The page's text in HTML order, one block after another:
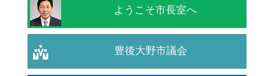
ようこそ市長室へ
豊後大野市議会